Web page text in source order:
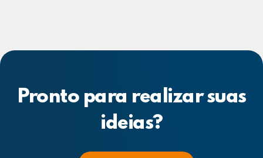
Pronto para realizar suas
ideias?